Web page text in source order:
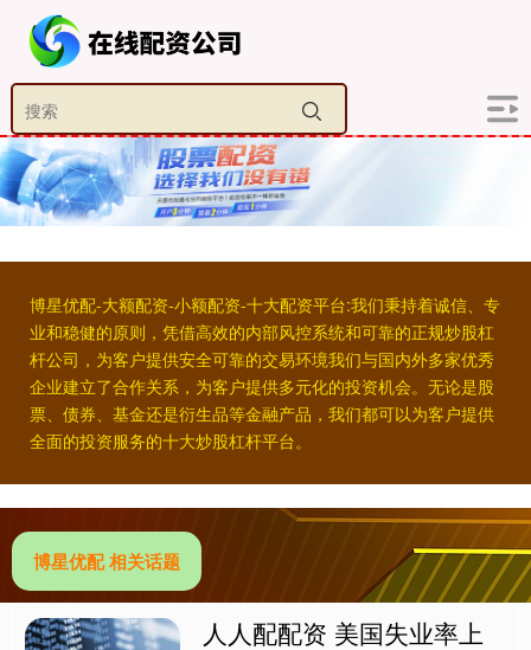
博星优配-大额配资-小额配资-十大配资平台:我们秉持着诚信、专
业和稳健的原则，凭借高效的内部风控系统和可靠的正规炒股杠
杆公司，为客户提供安全可靠的交易环境我们与国内外多家优秀
企业建立了合作关系，为客户提供多元化的投资机会。无论是股
票、债券、基金还是衍生品等金融产品，我们都可以为客户提供
全面的投资服务的十大炒股杠杆平台。
博星优配 相关话题
人人配配资 美国失业率上